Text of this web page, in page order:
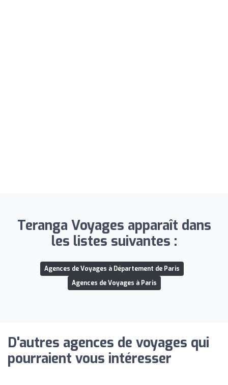
Teranga Voyages apparaît dans
les listes suivantes :
Agences de Voyages à Département de Paris
Agences de Voyages à Paris
D'autres agences de voyages qui
pourraient vous intéresser